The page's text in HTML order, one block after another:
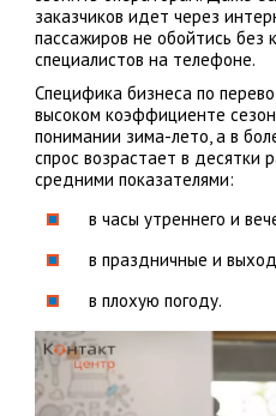
заказчиков идет через
пассажиров не обойтись без
специалистов на телефоне.
Специфика бизнеса по
высоком коэффициенте
понимании зима-лето, а в
спрос возрастает в десятки
средними показателями:
в часы утреннего и
в праздничные и
в плохую погоду.